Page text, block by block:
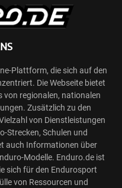
Plattform, die sich auf den
Die Webseite bietet
von regionalen, nationalen
Zusätzlich zu den
von Dienstleistungen
Strecken, Schulen und
auch Informationen über
Modelle. Enduro.de ist
sich für den Endurosport
von Ressourcen und